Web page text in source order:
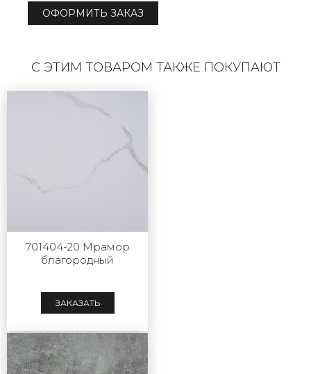
ОФОРМИТЬ ЗАКАЗ
С ЭТИМ ТОВАРОМ ТАКЖЕ ПОКУПАЮТ
701404-20 Мрамор
благородный
ЗАКАЗАТЬ